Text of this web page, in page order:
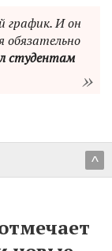
график. И он
обязательно
студентам
^